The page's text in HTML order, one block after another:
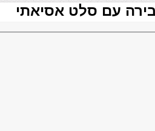
עם סלט אסיאתי